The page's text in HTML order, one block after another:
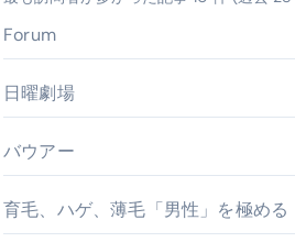
実践大全
／FDA／ソラシドエアを目
。いま選ばれている新定番ドメイン
#美容 #健康 #雑学 #ナレータ
#美容 #健康 #雑学 #ナレーター
Forum
日曜劇場
バウアー
育毛、ハゲ、薄毛「男性」を極める